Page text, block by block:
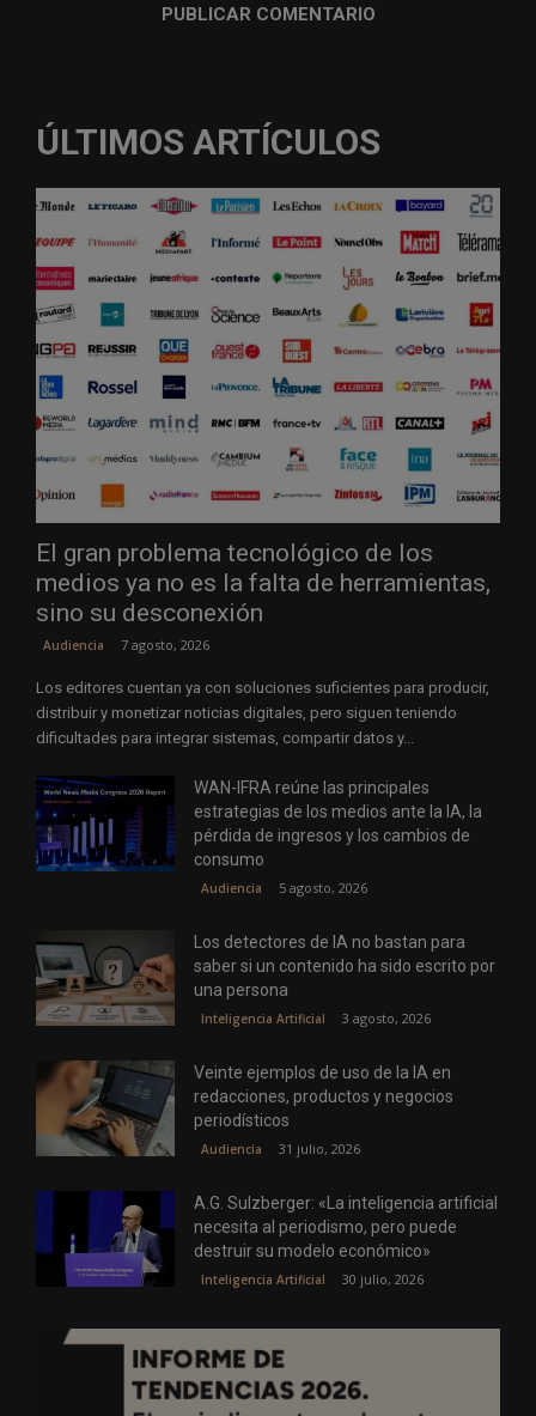
ÚLTIMOS ARTÍCULOS
El gran problema tecnológico de los
medios ya no es la falta de herramientas,
sino su desconexión
Audiencia 7 agosto, 2026
Los editores cuentan ya con soluciones suficientes para producir,
distribuir y monetizar noticias digitales, pero siguen teniendo
dificultades para integrar sistemas, compartir datos y...
WAN-IFRA reúne las principales
estrategias de los medios ante la IA, la
pérdida de ingresos y los cambios de
consumo
Audiencia 5 agosto, 2026
Los detectores de IA no bastan para
saber si un contenido ha sido escrito por
una persona
Inteligencia Artificial 3 agosto, 2026
Veinte ejemplos de uso de la IA en
redacciones, productos y negocios
periodísticos
Audiencia 31 julio, 2026
A.G. Sulzberger: «La inteligencia artificial
necesita al periodismo, pero puede
destruir su modelo económico»
Inteligencia Artificial 30 julio, 2026